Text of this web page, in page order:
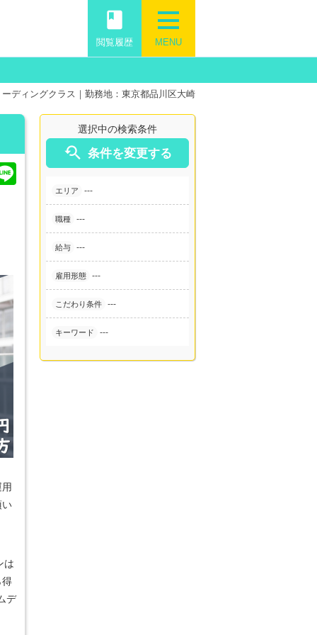
MENU
book
閲覧履歴
ディングクラス｜勤務地：東京都品川区大崎
選択中の検索条件
 条件を変更する
エリア ---
職種 ---
給与 ---
雇用形態 ---
こだわり条件 ---
キーワード ---
い
は
得
デ